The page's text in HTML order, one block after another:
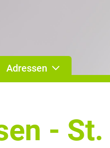
Adressen
- St.